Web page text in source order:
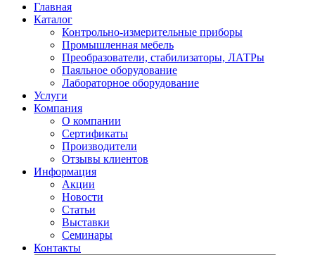
Главная
Каталог
Контрольно-измерительные приборы
Промышленная мебель
Преобразователи, стабилизаторы, ЛАТРы
Паяльное оборудование
Лабораторное оборудование
Услуги
Компания
О компании
Сертификаты
Производители
Отзывы клиентов
Информация
Акции
Новости
Статьи
Выставки
Семинары
Контакты